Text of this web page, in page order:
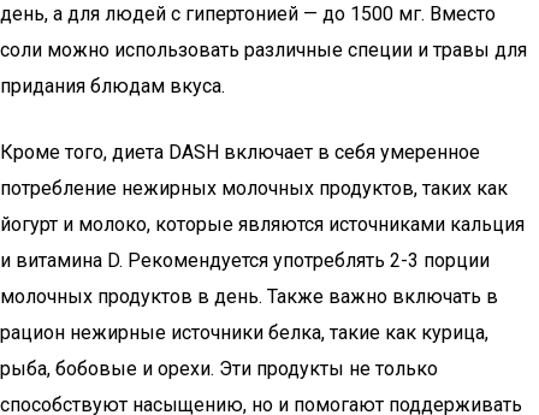
день, а для людей с гипертонией — до 1500 мг. Вместо
соли можно использовать различные специи и травы для
придания блюдам вкуса.
Кроме того, диета DASH включает в себя умеренное
потребление нежирных молочных продуктов, таких как
йогурт и молоко, которые являются источниками кальция
и витамина D. Рекомендуется употреблять 2-3 порции
молочных продуктов в день. Также важно включать в
рацион нежирные источники белка, такие как курица,
рыба, бобовые и орехи. Эти продукты не только
способствуют насыщению, но и помогают поддерживать